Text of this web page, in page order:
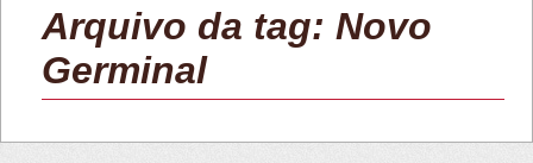
Arquivo da tag: Novo
Germinal